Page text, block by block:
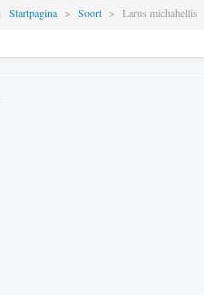
Startpagina Soort Larus michahellis